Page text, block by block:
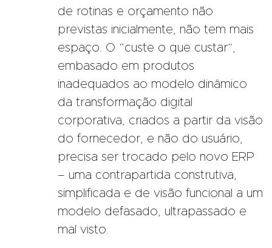
de rotinas e orçamento não
previstas inicialmente, não tem mais
espaço. O “custe o que custar”,
embasado em produtos
inadequados ao modelo dinâmico
da transformação digital
corporativa, criados a partir da visão
do fornecedor, e não do usuário,
precisa ser trocado pelo novo ERP
– uma contrapartida construtiva,
simplificada e de visão funcional a um
modelo defasado, ultrapassado e
mal visto.